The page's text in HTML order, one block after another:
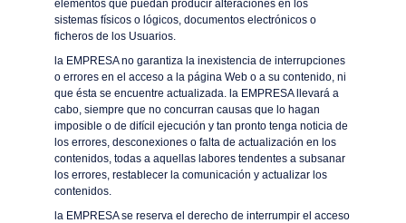
elementos que puedan producir alteraciones en los
sistemas físicos o lógicos, documentos electrónicos o
ficheros de los Usuarios.
la EMPRESA no garantiza la inexistencia de interrupciones
o errores en el acceso a la página Web o a su contenido, ni
que ésta se encuentre actualizada. la EMPRESA llevará a
cabo, siempre que no concurran causas que lo hagan
imposible o de difícil ejecución y tan pronto tenga noticia de
los errores, desconexiones o falta de actualización en los
contenidos, todas a aquellas labores tendentes a subsanar
los errores, restablecer la comunicación y actualizar los
contenidos.
la EMPRESA se reserva el derecho de interrumpir el acceso